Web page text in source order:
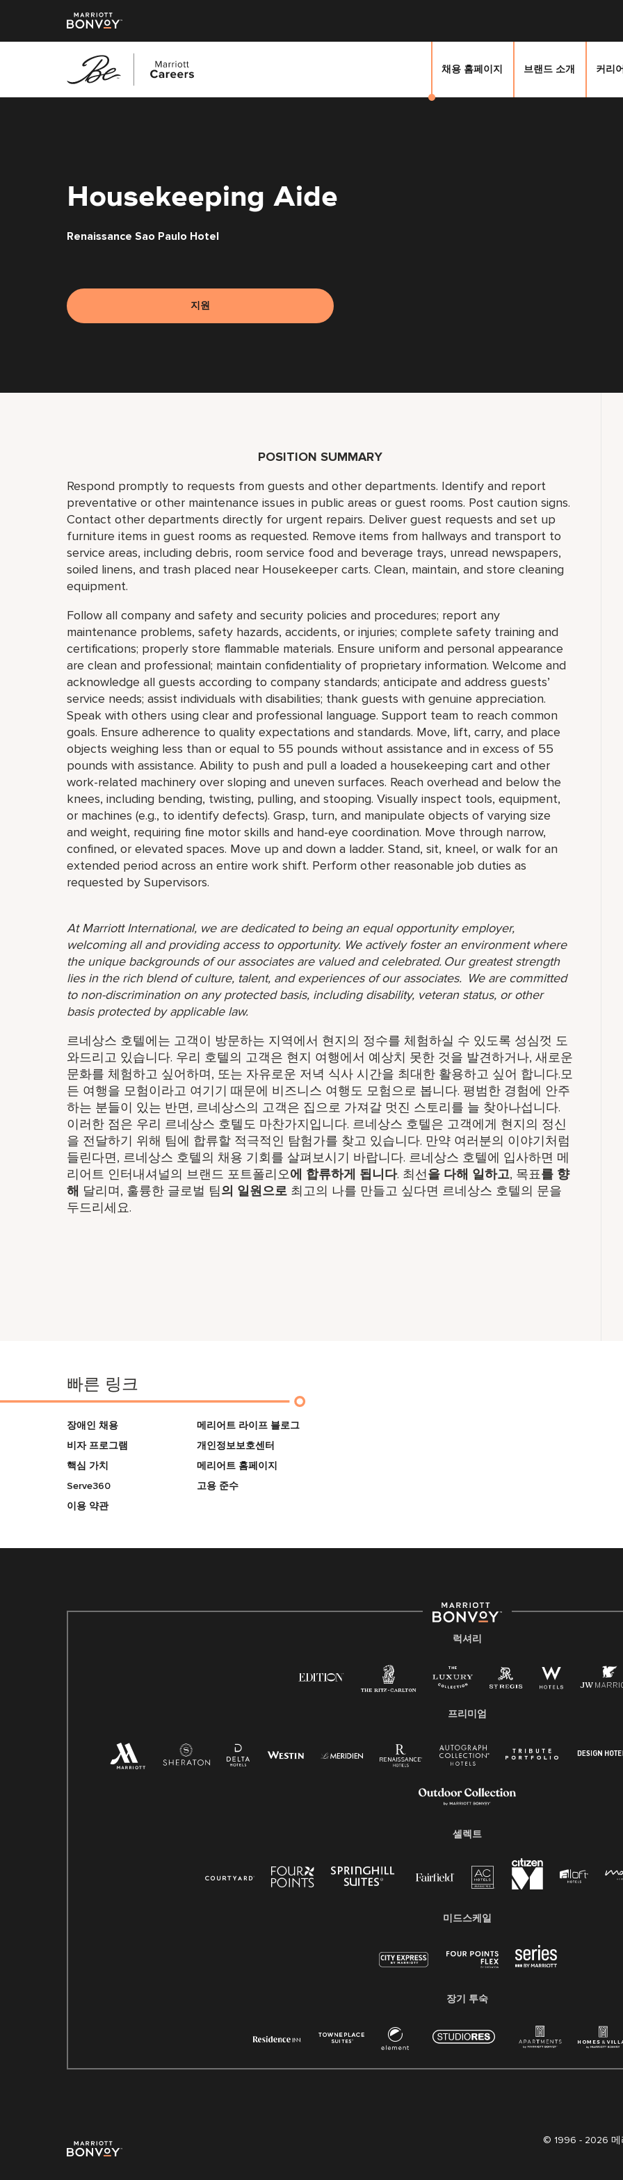
채용 홈페이지 브랜드 소개 커리
Housekeeping Aide
Renaissance Sao Paulo Hotel
지원
POSITION SUMMARY
Respond promptly to requests from guests and other departments. Identify and report
preventative or other maintenance issues in public areas or guest rooms. Post caution signs.
Contact other departments directly for urgent repairs. Deliver guest requests and set up
furniture items in guest rooms as requested. Remove items from hallways and transport to
service areas, including debris, room service food and beverage trays, unread newspapers,
soiled linens, and trash placed near Housekeeper carts. Clean, maintain, and store cleaning
equipment.
Follow all company and safety and security policies and procedures; report any
maintenance problems, safety hazards, accidents, or injuries; complete safety training and
certifications; properly store flammable materials. Ensure uniform and personal appearance
are clean and professional; maintain confidentiality of proprietary information. Welcome and
acknowledge all guests according to company standards; anticipate and address guests’
service needs; assist individuals with disabilities; thank guests with genuine appreciation.
Speak with others using clear and professional language. Support team to reach common
goals. Ensure adherence to quality expectations and standards. Move, lift, carry, and place
objects weighing less than or equal to 55 pounds without assistance and in excess of 55
pounds with assistance. Ability to push and pull a loaded a housekeeping cart and other
work-related machinery over sloping and uneven surfaces. Reach overhead and below the
knees, including bending, twisting, pulling, and stooping. Visually inspect tools, equipment,
or machines (e.g., to identify defects). Grasp, turn, and manipulate objects of varying size
and weight, requiring fine motor skills and hand-eye coordination. Move through narrow,
confined, or elevated spaces. Move up and down a ladder. Stand, sit, kneel, or walk for an
extended period across an entire work shift. Perform other reasonable job duties as
requested by Supervisors.
At Marriott International, we are dedicated to being an equal opportunity employer,
welcoming all and providing access to opportunity. We actively foster an environment where
the unique backgrounds of our associates are valued and celebrated. Our greatest strength
lies in the rich blend of culture, talent, and experiences of our associates. We are committed
to non-discrimination on any protected basis, including disability, veteran status, or other
basis protected by applicable law.
르네상스 호텔에는 고객이 방문하는 지역에서 현지의 정수를 체험하실 수 있도록 성심껏 도
와드리고 있습니다. 우리 호텔의 고객은 현지 여행에서 예상치 못한 것을 발견하거나, 새로운
문화를 체험하고 싶어하며, 또는 자유로운 저녁 식사 시간을 최대한 활용하고 싶어 합니다.모
든 여행을 모험이라고 여기기 때문에 비즈니스 여행도 모험으로 봅니다. 평범한 경험에 안주
하는 분들이 있는 반면, 르네상스의 고객은 집으로 가져갈 멋진 스토리를 늘 찾아나섭니다.
이러한 점은 우리 르네상스 호텔도 마찬가지입니다. 르네상스 호텔은 고객에게 현지의 정신
을 전달하기 위해 팀에 합류할 적극적인 탐험가를 찾고 있습니다. 만약 여러분의 이야기처럼
들린다면, 르네상스 호텔의 채용 기회를 살펴보시기 바랍니다. 르네상스 호텔에 입사하면 메
리어트 인터내셔널의 브랜드 포트폴리오에 합류하게 됩니다. 최선을 다해 일하고, 목표를 향
해 달리며, 훌륭한 글로벌 팀의 일원으로 최고의 나를 만들고 싶다면 르네상스 호텔의 문을
두드리세요.
빠른 링크
장애인 채용
비자 프로그램
핵심 가치
Serve360
이용 약관
메리어트 라이프 블로그
개인정보보호센터
메리어트 홈페이지
고용 준수
럭셔리
프리미엄
셀렉트
미드스케일
장기 투숙
© 1996 - 2026 메